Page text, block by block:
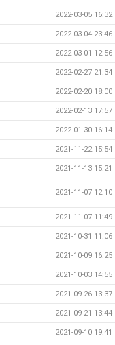
2022-03-05 16:32
2022-03-04 23:46
2022-03-01 12:56
2022-02-27 21:34
2022-02-20 18:00
2022-02-13 17:57
2022-01-30 16:14
2021-11-22 15:54
2021-11-13 15:21
2021-11-07 12:10
2021-11-07 11:49
2021-10-31 11:06
2021-10-09 16:25
2021-10-03 14:55
2021-09-26 13:37
2021-09-21 13:44
2021-09-10 19:41